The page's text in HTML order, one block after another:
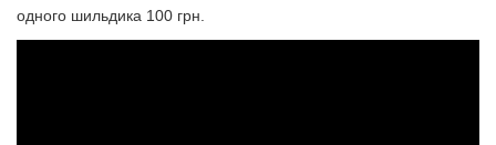
одного шильдика 100 грн.